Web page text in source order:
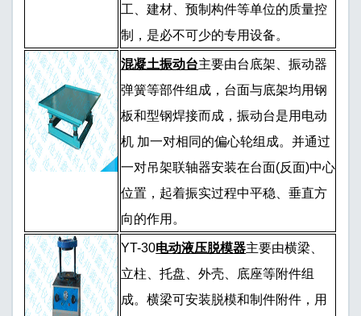
工、建材、预制构件等单位的质量控
制，是必不可少的专用设备。
混凝土振动台主要由台底架、振动器
弹簧等部件组成，台面与底架均用钢
板和型钢焊接而成，振动台是用电动
机 加一对相同的偏心轮组成。并通过
一对吊架联轴器安装在台面(反面)中心
位置，起着振实过程中平稳、垂直方
向的作用。
YT-30电动液压脱模器主要由横梁、
立柱、托盘、外壳、底座等附件组
成。横梁可安装脱模和制件附件，用